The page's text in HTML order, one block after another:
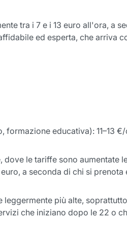
tra i 7 e i 13 euro all'ora, a
ed esperta, che arriva
formazione educativa): 11–13
le tariffe sono aumentate
a seconda di chi si
più alte,
che iniziano dopo le 22 o